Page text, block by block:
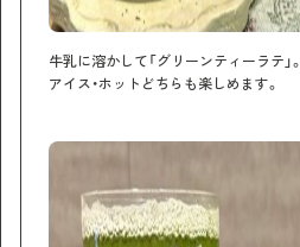
牛乳に溶かして「グリーンティーラテ」。
アイス・ホットどちらも楽しめます。